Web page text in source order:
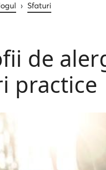
› Sfaturi
de
practice